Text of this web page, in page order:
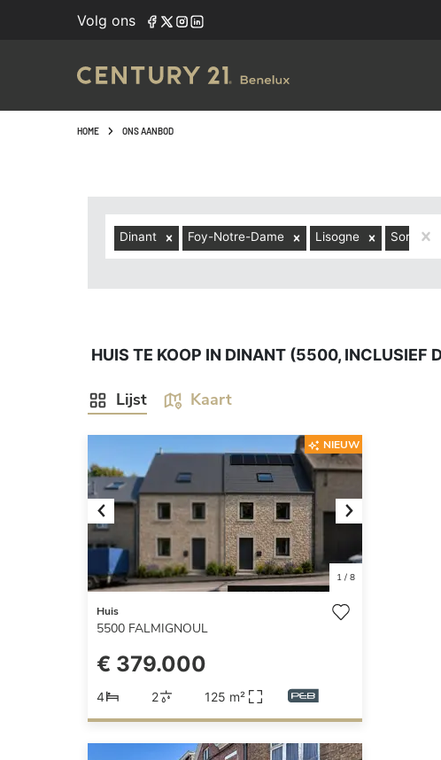
Volg ons
HOME ONS AANBOD
Dinant Foy-Notre-Dame Lisogne Sorinnes
HUIS TE KOOP IN DINANT (5500, INCLUSIEF
Lijst Kaart
Previous Next
1/ 8
NIEUW
Huis
5500 FALMIGNOUL
€ 379.000
4 2 125 m²
Navigated to Huis te koop in Dinant (5500, inclusief